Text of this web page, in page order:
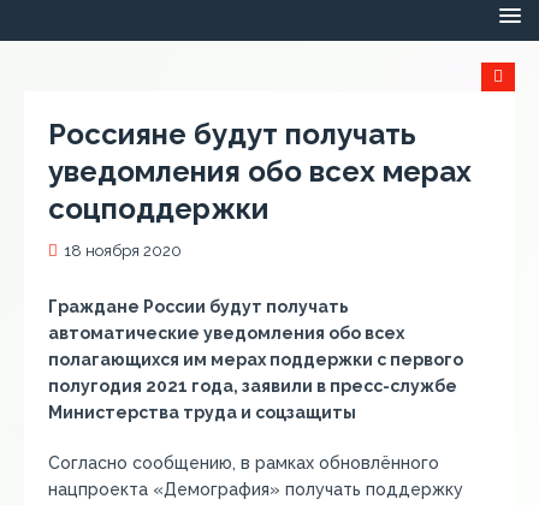
Россияне будут получать
уведомления обо всех мерах
соцподдержки
18 ноября 2020
Граждане России будут получать
автоматические уведомления обо всех
полагающихся им мерах поддержки с первого
полугодия 2021 года, заявили в пресс-службе
Министерства труда и соцзащиты
Согласно сообщению, в рамках обновлённого
нацпроекта «Демография» получать поддержку